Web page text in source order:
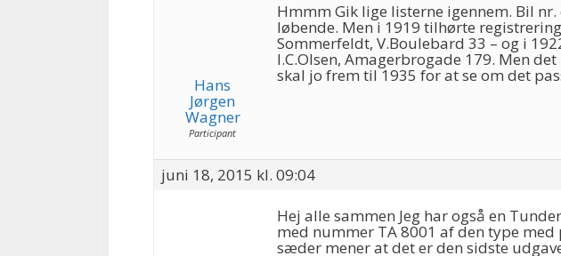
Hans
Jørgen
Wagner
Participant
Hmmm Gik lige listerne igennem. Bil
løbende. Men i 1919 tilhørte
Sommerfeldt, V.Boulebard 33 – og i
I.C.Olsen, Amagerbrogade 179. Men
skal jo frem til 1935 for at se om det
juni 18, 2015 kl. 09:04
Hej alle sammen Jeg har også en
med nummer TA 8001 af den type
sæder mener at det er den sidste